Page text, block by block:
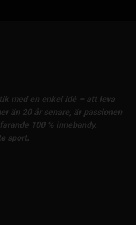
med en enkel idé – att leva
än 20 år senare, är passionen
100 % innebandy.
sport.